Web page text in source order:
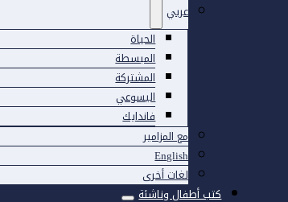
عربي
الحياة
المبسطة
المشتركة
اليسوعي
فاندايك
مع المزامير
English
لغات أخرى
كتب أطفال وناشئة